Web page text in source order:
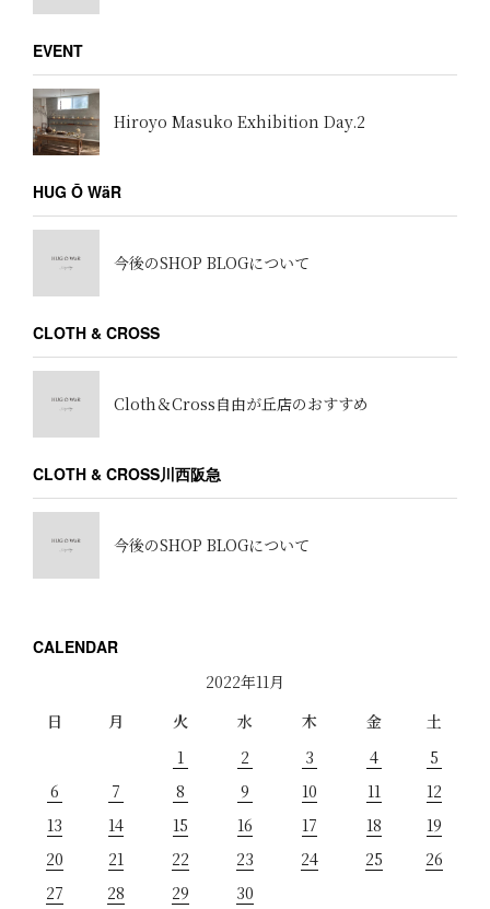
EVENT
Hiroyo Masuko Exhibition Day.2
HUG Ō WäR
今後のSHOP BLOGについて
CLOTH & CROSS
Cloth＆Cross自由が丘店のおすすめ
CLOTH & CROSS川西阪急
今後のSHOP BLOGについて
CALENDAR
2022年11月
日
月 火 水 木 金
土
1
2 3 4
5
6
7 8 9 10 11
12
13
14 15 16 17 18
19
20
21 22 23 24 25
26
27
28 29 30